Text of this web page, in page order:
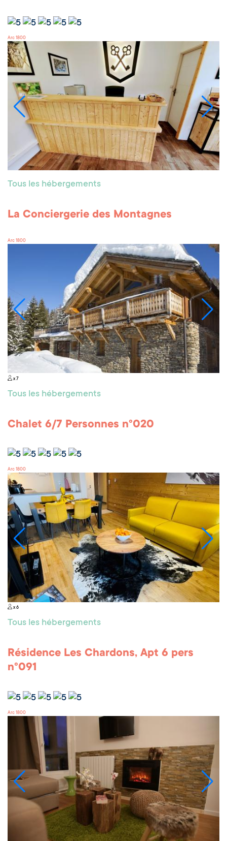
Arc 1800
Tous les hébergements
La Conciergerie des Montagnes
Arc 1800
x 7
Tous les hébergements
Chalet 6/7 Personnes n°020
Arc 1800
x 6
Tous les hébergements
Résidence Les Chardons, Apt 6 pers
n°091
Arc 1800